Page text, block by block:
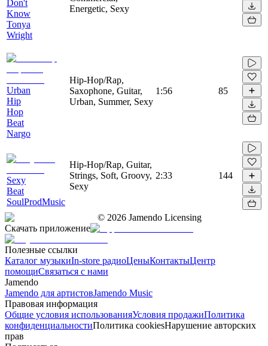
Don't
Know
Tonya
Wright
Energetic, Sexy
Urban
Hip
Hop
Beat
Nargo
Hip-Hop/Rap,
Saxophone, Guitar,
Urban, Summer, Sexy
1:56 85
Sexy
Beat
SoulProdMusic
Hip-Hop/Rap, Guitar,
Strings, Soft, Groovy,
Sexy
2:33 144
© 2026 Jamendo Licensing
Скачать приложение
Полезные ссылки
Каталог музыкиIn-store радиоЦеныКонтактыЦентр
помощиСвязаться с нами
Jamendo
Jamendo для артистовJamendo Music
Правовая информация
Общие условия использованияУсловия продажиПолитика
конфиденциальностиПолитика cookiesНарушение авторских
прав